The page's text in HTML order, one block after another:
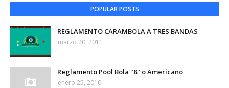
POPULAR POSTS
REGLAMENTO CARAMBOLA A TRES BANDAS
marzo 20, 2011
Reglamento Pool Bola "8" o Americano
enero 25, 2010